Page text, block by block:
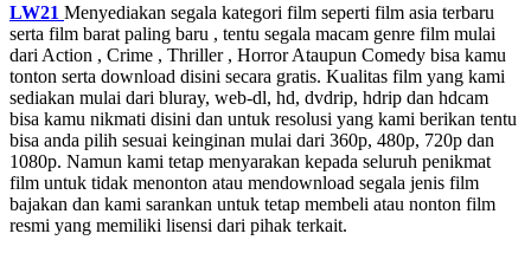
LW21 Menyediakan segala kategori film seperti film asia terbaru
serta film barat paling baru , tentu segala macam genre film mulai
dari Action , Crime , Thriller , Horror Ataupun Comedy bisa kamu
tonton serta download disini secara gratis. Kualitas film yang kami
sediakan mulai dari bluray, web-dl, hd, dvdrip, hdrip dan hdcam
bisa kamu nikmati disini dan untuk resolusi yang kami berikan tentu
bisa anda pilih sesuai keinginan mulai dari 360p, 480p, 720p dan
1080p. Namun kami tetap menyarakan kepada seluruh penikmat
film untuk tidak menonton atau mendownload segala jenis film
bajakan dan kami sarankan untuk tetap membeli atau nonton film
resmi yang memiliki lisensi dari pihak terkait.